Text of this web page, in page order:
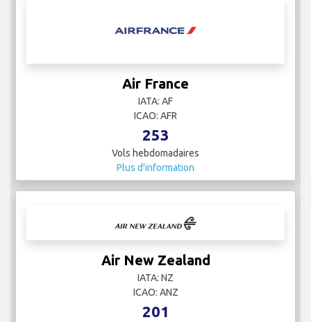
Air France
IATA: AF
ICAO: AFR
253
Vols hebdomadaires
Plus d'information
Air New Zealand
IATA: NZ
ICAO: ANZ
201